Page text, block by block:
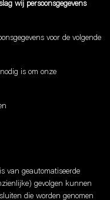
wij persoonsgegevens
voor de volgende
is om onze
van geautomatiseerde
gevolgen kunnen
die worden genomen